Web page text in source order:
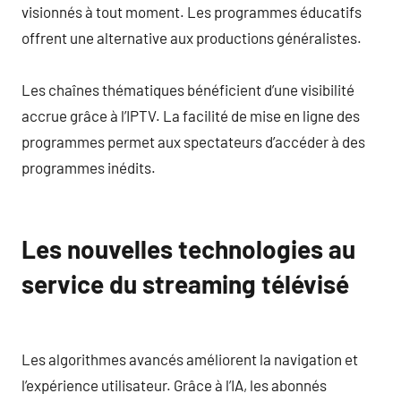
visionnés à tout moment. Les programmes éducatifs
offrent une alternative aux productions généralistes.
Les chaînes thématiques bénéficient d’une visibilité
accrue grâce à l’IPTV. La facilité de mise en ligne des
programmes permet aux spectateurs d’accéder à des
programmes inédits.
Les nouvelles technologies au
service du streaming télévisé
Les algorithmes avancés améliorent la navigation et
l’expérience utilisateur. Grâce à l’IA, les abonnés